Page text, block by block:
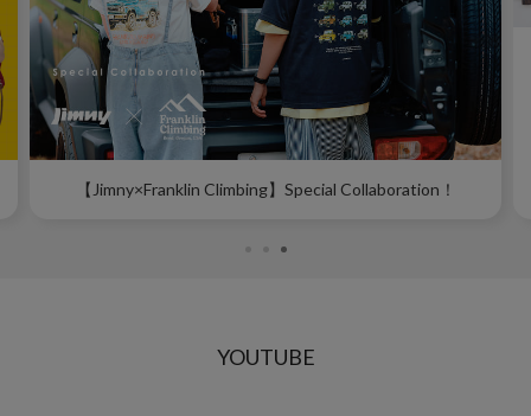
【A/W NEW ARRIVAL】秋の新作アイテムを先取り♪
YOUTUBE